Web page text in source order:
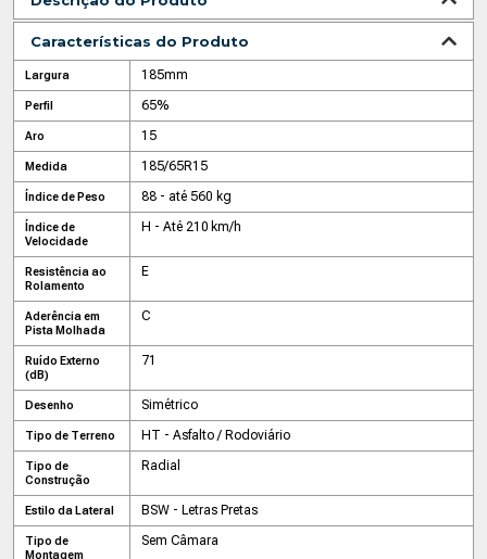
Características do Produto
Largura 185mm
Perfil 65%
Aro 15
Medida 185/65R15
Índice de Peso 88 - até 560 kg
Índice de
Velocidade
H - Até 210 km/h
Resistência ao
Rolamento
E
Aderência em
Pista Molhada
C
Ruído Externo
(dB)
71
Desenho Simétrico
Tipo de Terreno HT - Asfalto / Rodoviário
Tipo de
Construção
Radial
Estilo da Lateral BSW - Letras Pretas
Tipo de
Montagem
Sem Câmara